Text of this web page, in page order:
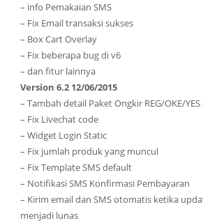
– info Pemakaian SMS
– Fix Email transaksi sukses
– Box Cart Overlay
– Fix beberapa bug di v6
– dan fitur lainnya
Version 6.2 12/06/2015
– Tambah detail Paket Ongkir REG/OKE/
– Fix Livechat code
– Widget Login Static
– Fix jumlah produk yang muncul
– Fix Template SMS default
– Notifikasi SMS Konfirmasi Pembayaran
– Kirim email dan SMS otomatis ketika
menjadi lunas